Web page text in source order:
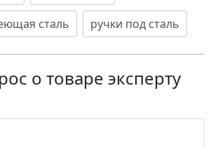
сталь ручки под сталь
о товаре эксперту